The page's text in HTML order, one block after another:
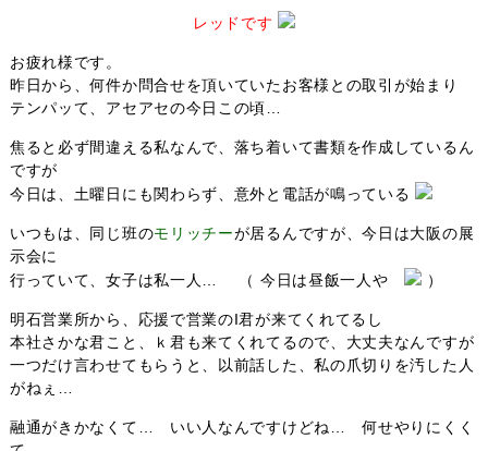
レッドです
お疲れ様です。
昨日から、何件か問合せを頂いていたお客様との取引が始まり
テンパッて、アセアセの今日この頃…
焦ると必ず間違える私なんで、落ち着いて書類を作成しているん
ですが
今日は、土曜日にも関わらず、意外と電話が鳴っている
いつもは、同じ班のモリッチーが居るんですが、今日は大阪の展
示会に
行っていて、女子は私一人… （ 今日は昼飯一人や
）
明石営業所から、応援で営業のI君が来てくれてるし
本社さかな君こと、ｋ君も来てくれてるので、大丈夫なんですが
一つだけ言わせてもらうと、以前話した、私の爪切りを汚した人
がねぇ…
融通がきかなくて… いい人なんですけどね… 何せやりにくく